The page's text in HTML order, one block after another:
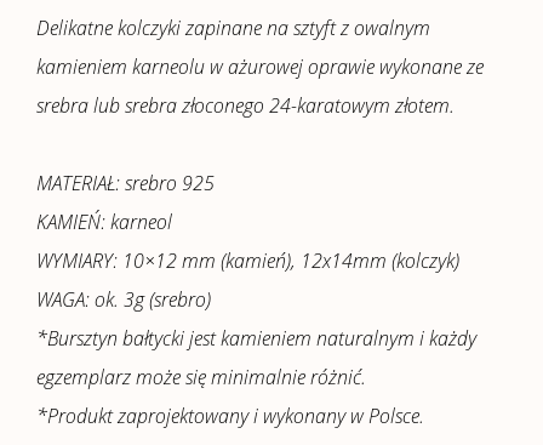
Delikatne kolczyki zapinane na sztyft z owalnym
kamieniem karneolu w ażurowej oprawie wykonane ze
srebra lub srebra złoconego 24-karatowym złotem.
MATERIAŁ: srebro 925
KAMIEŃ: karneol
WYMIARY: 10×12 mm (kamień), 12x14mm (kolczyk)
WAGA: ok. 3g (srebro)
*Bursztyn bałtycki jest kamieniem naturalnym i każdy
egzemplarz może się minimalnie różnić.
*Produkt zaprojektowany i wykonany w Polsce.